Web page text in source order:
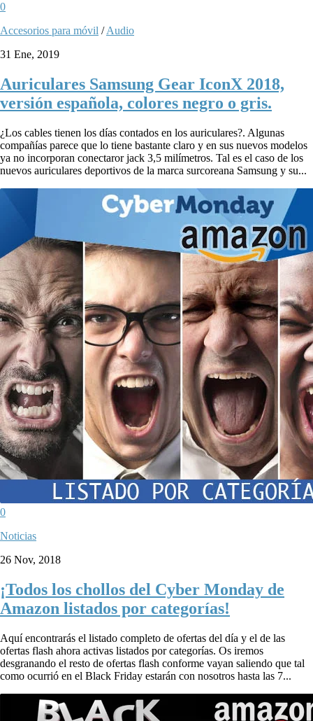
0
Accesorios para móvil /Audio
31 Ene, 2019
Auriculares Samsung Gear IconX 2018,
versión española, colores negro o gris.
¿Los cables tienen los días contados en los auriculares?. Algunas
compañías parece que lo tiene bastante claro y en sus nuevos modelos
ya no incorporan conectaror jack 3,5 milímetros. Tal es el caso de los
nuevos auriculares deportivos de la marca surcoreana Samsung y su...
0
Noticias
26 Nov, 2018
¡Todos los chollos del Cyber Monday de
Amazon listados por categorías!
Aquí encontrarás el listado completo de ofertas del día y el de las
ofertas flash ahora activas listados por categorías. Os iremos
desgranando el resto de ofertas flash conforme vayan saliendo que tal
como ocurrió en el Black Friday estarán con nosotros hasta las 7...